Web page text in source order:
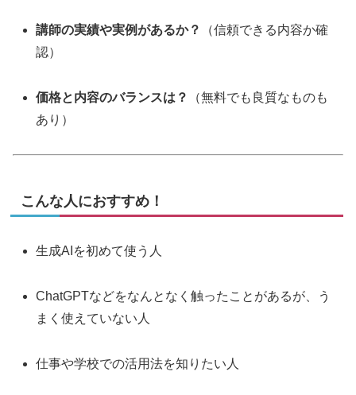
講師の実績や実例があるか？
（信頼できる内容か確
認）
価格と内容のバランスは？
（無料でも良質なものも
あり）
こんな人におすすめ！
生成AIを初めて使う人
ChatGPTなどをなんとなく触ったことがあるが、う
まく使えていない人
仕事や学校での活用法を知りたい人